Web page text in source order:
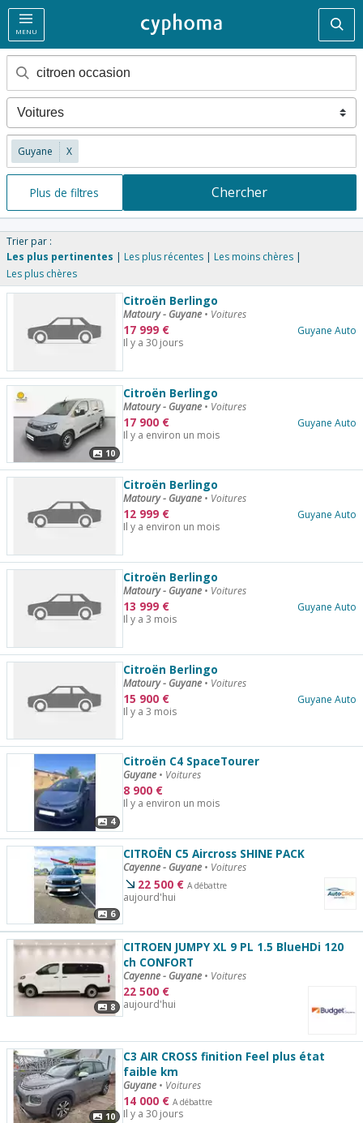
MENU
Guyane X
Plus de filtres Chercher
Trier par :
Les plus pertinentes
Les plus récentes
Les moins chères
Les plus chères
Citroën Berlingo
Matoury - Guyane • Voitures
17 999 €
Il y a 30 jours
Guyane Auto
10
Citroën Berlingo
Matoury - Guyane • Voitures
17 900 €
Il y a environ un mois
Guyane Auto
Citroën Berlingo
Matoury - Guyane • Voitures
12 999 €
Il y a environ un mois
Guyane Auto
Citroën Berlingo
Matoury - Guyane • Voitures
13 999 €
Il y a 3 mois
Guyane Auto
Citroën Berlingo
Matoury - Guyane • Voitures
15 900 €
Il y a 3 mois
Guyane Auto
4
Citroën C4 SpaceTourer
Guyane • Voitures
8 900 €
Il y a environ un mois
6
CITROËN C5 Aircross SHINE PACK
Cayenne - Guyane • Voitures
22 500 € A débattre
aujourd'hui
8
CITROEN JUMPY XL 9 PL 1.5 BlueHDi 120
ch CONFORT
Cayenne - Guyane • Voitures
22 500 €
aujourd'hui
10
C3 AIR CROSS finition Feel plus état
faible km
Guyane • Voitures
14 000 € A débattre
Il y a 30 jours